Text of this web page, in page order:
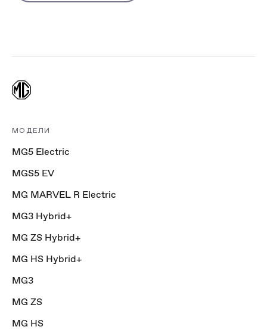
МОДЕЛИ
MG5 Electric
MGS5 EV
MG MARVEL R Electric
MG3 Hybrid+
MG ZS Hybrid+
MG HS Hybrid+
MG3
MG ZS
MG HS